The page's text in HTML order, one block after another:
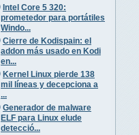
Intel Core 5 320:
prometedor para portátiles
Windo...
Cierre de Kodispain: el
addon más usado en Kodi
en...
Kernel Linux pierde 138
mil líneas y decepciona a
...
Generador de malware
ELF para Linux elude
detecció...